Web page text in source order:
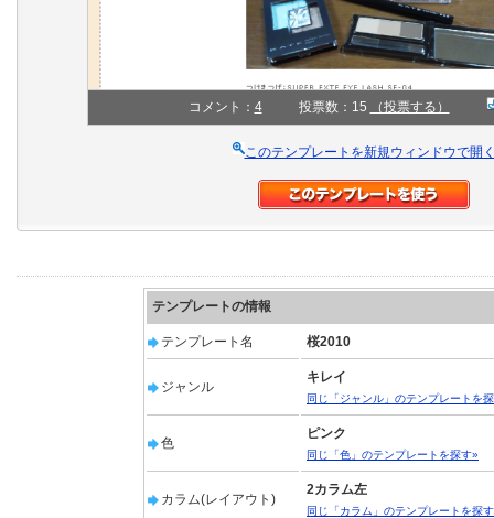
コメント： 4 投票数：15 （投票する）
このテンプレートを新規ウィンドウで開
テンプレートの情報
テンプレート名 桜2010
ジャンル
キレイ
同じ「ジャンル」のテンプレートを
色
ピンク
同じ「色」のテンプレートを探す»
カラム(レイアウト)
2カラム左
同じ「カラム」のテンプレートを探